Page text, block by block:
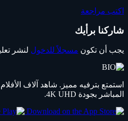
اكتب مراجعة
شاركنا برأيك
يجب أن تكون مسجلاً للدخول لنشر
استمتع بترفيه مميز. شاهد آلاف
المباشر بجودة 4K UHD.